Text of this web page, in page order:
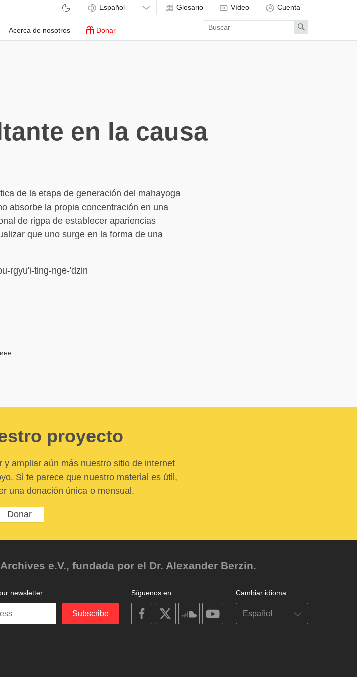
Acerca de nosotros Donar
Glosario Vídeo Cuenta
Enter
search
term
Search
en la causa
de la etapa de generación del mahayoga
absorbe la propia concentración en una
de rigpa de establecer apariencias
que uno surge en la forma de una
rgyu'i-ting-nge-'dzin
proyecto
ampliar aún más nuestro sitio de internet
Si te parece que nuestro material es útil,
una donación única o mensual.
Donar
e.V., fundada por el Dr. Alexander Berzin.
Cambiar idioma
Síguenos en
on
facebook
on
on
soundcloudyoutube
newsletter
Subscribe